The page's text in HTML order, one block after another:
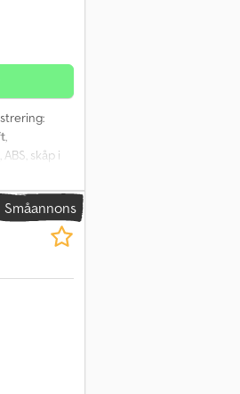
,
skåp i
Småannons